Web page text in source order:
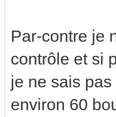
Par-contre je
contrôle et si
je ne sais
environ 60